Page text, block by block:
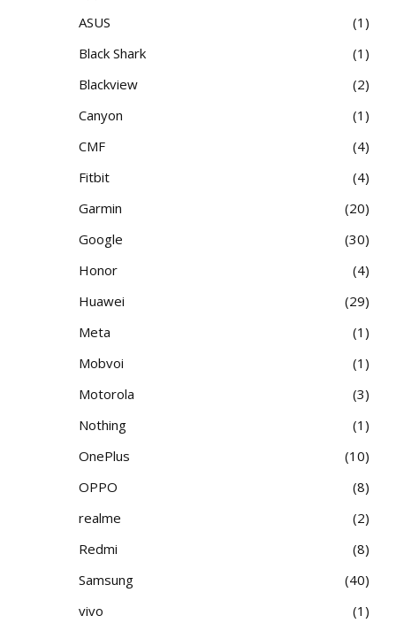
ASUS
1
Black Shark
1
Blackview
2
Canyon
1
CMF
4
Fitbit
4
Garmin
20
Google
30
Honor
4
Huawei
29
Meta
1
Mobvoi
1
Motorola
3
Nothing
1
OnePlus
10
OPPO
8
realme
2
Redmi
8
Samsung
40
vivo
1